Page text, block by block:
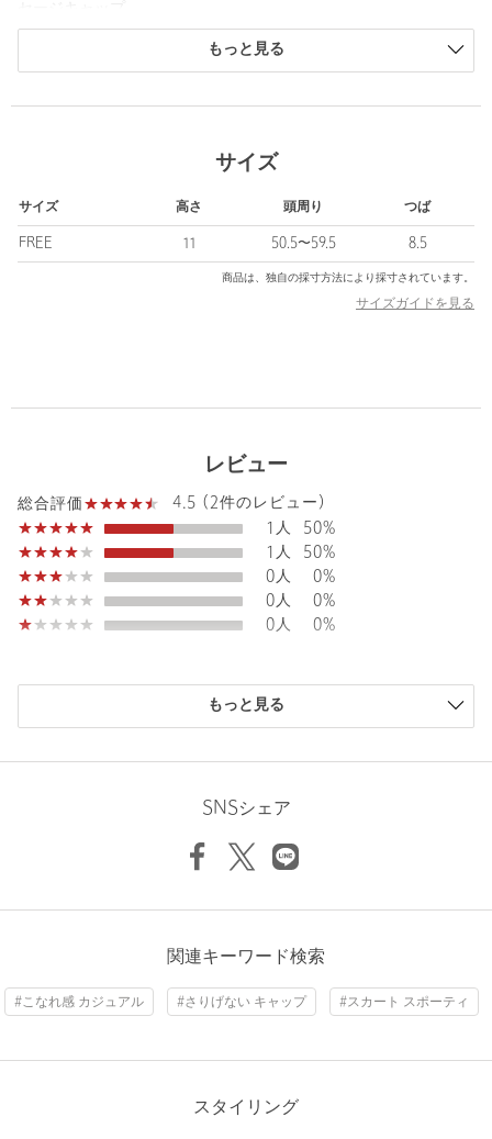
とあるアーティストからインスピレーションを得たデザインを刺
大きすぎない、女性にもぴったりなサイズ感で顔周りをスポーテ
カジュアルなスタイルだけでなく、ワンピースやスカートコーデ
============================
ケア方法：手洗い可
============================
“Speak with Subtlety.” 静かに語る。問いかけるように、つく
り、装う。
※商品に「取り扱い上の注意書き」、「洗濯表示」がございます
場合は、使用前に必ずご確認ください。
※商品画像は、光の当たり具合やパソコンなどの閲覧環境によ
り、実際の色味と異なって見える場合がございます。あらかじめ
店舗へお問い合わせの際は、全国のBEAUTY&YOUTH各店舗まで
対象外商品
タイプ WOMEN
綿100％
もっと見る
サイズ
サイズ 高さ 頭周り つば
FREE 11 50.5〜59.5 8.5
商品は、独自の採寸方法により採寸されています。
サイズガイドを見る
レビュー
総合評価
4.5 (2件のレビュー)
1人
50%
1人
50%
0人
0%
0人
0%
0人
0%
ニックネーム： a,y
色がとても好きで、ロゴもちょうと良い感じで気に入りまし
参考になった
もっと見る
SNSシェア
関連キーワード検索
#こなれ感 カジュアル #さりげない キャップ #スカート スポーティ
スタイリング